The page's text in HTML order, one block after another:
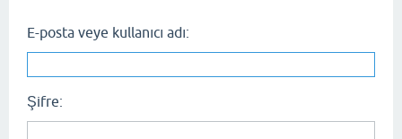
E-posta veye kullanıcı adı:
Şifre: